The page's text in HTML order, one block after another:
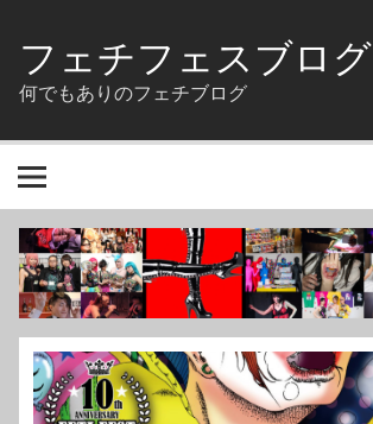
content
フェチフェスブログ
何でもありのフェチブログ